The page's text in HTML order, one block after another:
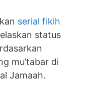
serial fikih
status
mu’tabar di
Jamaah.